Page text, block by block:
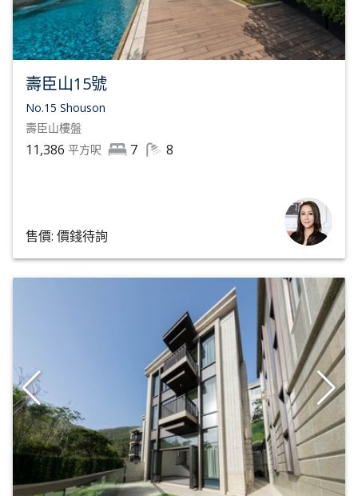
壽臣山15號
No.15 Shouson
壽臣山樓盤
11,386 平方呎 7 8
售價: 價錢待詢